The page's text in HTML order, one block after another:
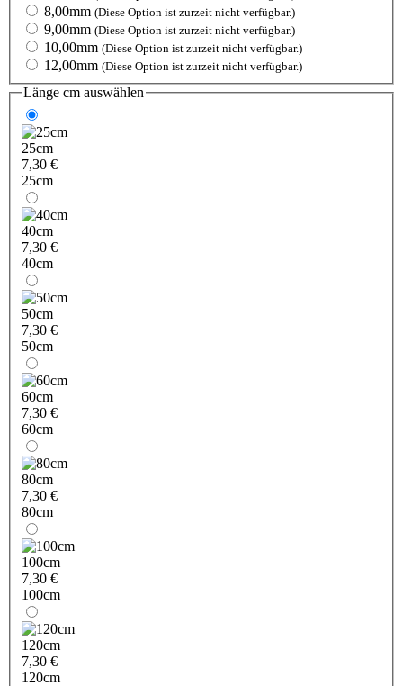
8,00mm (Diese Option ist zurzeit nicht verfügbar.)
9,00mm (Diese Option ist zurzeit nicht verfügbar.)
10,00mm (Diese Option ist zurzeit nicht verfügbar.)
12,00mm (Diese Option ist zurzeit nicht verfügbar.)
Länge cm auswählen
25cm
7,30 €
25cm
40cm
7,30 €
40cm
50cm
7,30 €
50cm
60cm
7,30 €
60cm
80cm
7,30 €
80cm
100cm
7,30 €
100cm
120cm
7,30 €
120cm